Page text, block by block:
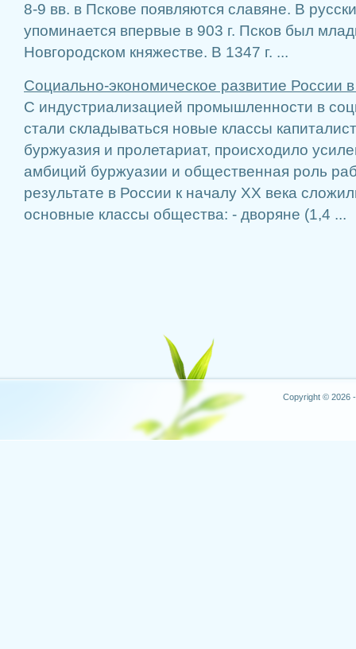
8-9 вв. в Пскове появляются славяне. В
упоминается впервые в 903 г. Псков был
Новгородском княжестве. В 1347 г. ...
Социально-экономическое развитие России
С индустриализацией промышленности в
стали складываться новые классы
буржуазия и пролетариат, происходило
амбиций буржуазии и общественная роль
результате в России к началу ХХ века
основные классы общества: - дворяне (1,4 ...
Copyright © 2026